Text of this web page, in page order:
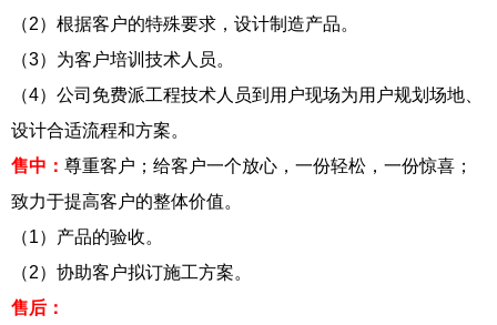
（2）根据客户的特殊要求，设计制造产品。
（3）为客户培训技术人员。
（4）公司免费派工程技术人员到用户现场为用户规划场地、
设计合适流程和方案。
售中： 尊重客户；给客户一个放心，一份轻松，一份惊喜；
致力于提高客户的整体价值。
（1）产品的验收。
（2）协助客户拟订施工方案。
售后：